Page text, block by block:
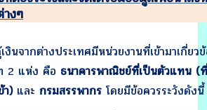
งๆ
งินจากต่างประเทศมีหน่วยงานที่เข้ามาเกี่ยว
2 แห่ง คือ ธนาคารพาณิชย์ที่เป็นตัวแทน (
า)และ กรมสรรพากร โดยมีข้อควรระวังดัง